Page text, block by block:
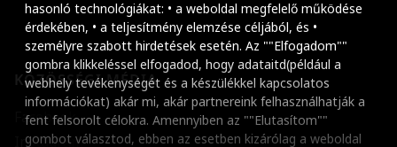
hasonló technológiákat: • a weboldal megfelelő működése
érdekében, • a teljesítmény elemzése céljából, és •
személyre szabott hirdetések esetén. Az ""Elfogadom""
gombra klikkeléssel elfogadod, hogy adataitd(például a
webhely tevékenységét és a készülékkel kapcsolatos
információkat) akár mi, akár partnereink felhasználhatják a
fent felsorolt célokra. Amennyiben az ""Elutasítom""
gombot választod, ebben az esetben kizárólag a weboldal
KÖZÖSSÉGI MÉDIA
Facebook
Instagram
Szóköz növelése
Szóköz csökkentése
Sortávolság
Sortávolság